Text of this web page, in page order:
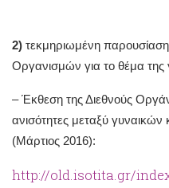
2) τεκμηριωμένη
Οργανισμών για το θέμα της
– Έκθεση της Διεθνούς
ανισότητες μεταξύ
(Μάρτιος 2016):
http://old.isotita.gr/